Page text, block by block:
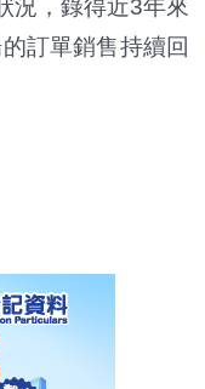
況，錄得近3年來
訂單銷售持續回